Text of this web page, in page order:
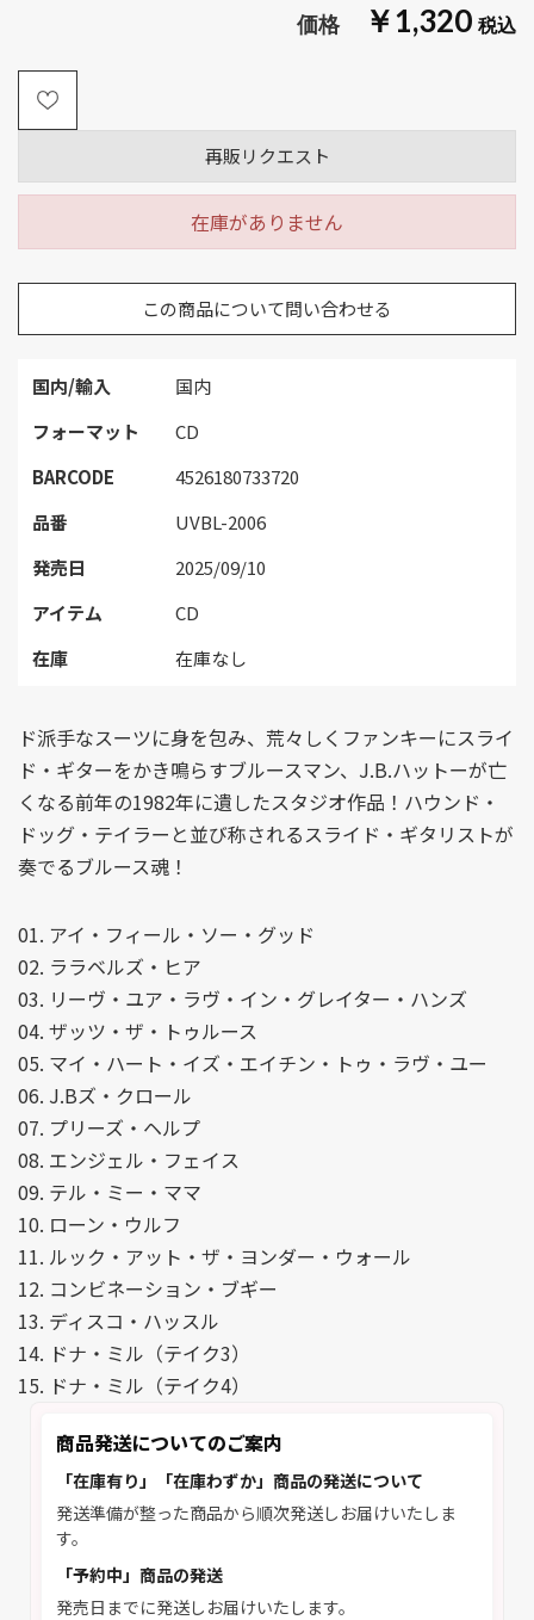
￥1,320
国内/輸入
国内
フォーマット
CD
BARCODE
4526180733720
品番
UVBL-2006
発売日
2025/09/10
アイテム
CD
在庫
在庫なし
再販リクエスト
在庫がありません
この商品について問い合わせる
ド派手なスーツに身を包み、荒々しくファンキーにスライ
ド・ギターをかき鳴らすブルースマン、J.B.ハットーが亡
くなる前年の1982年に遺したスタジオ作品！ハウンド・
ドッグ・テイラーと並び称されるスライド・ギタリストが
奏でるブルース魂！
01. アイ・フィール・ソー・グッド
02. ララベルズ・ヒア
03. リーヴ・ユア・ラヴ・イン・グレイター・ハンズ
04. ザッツ・ザ・トゥルース
05. マイ・ハート・イズ・エイチン・トゥ・ラヴ・ユー
06. J.Bズ・クロール
07. プリーズ・ヘルプ
08. エンジェル・フェイス
09. テル・ミー・ママ
10. ローン・ウルフ
11. ルック・アット・ザ・ヨンダー・ウォール
12. コンビネーション・ブギー
13. ディスコ・ハッスル
14. ドナ・ミル（テイク3）
15. ドナ・ミル（テイク4）
商品発送についてのご案内
「在庫有り」「在庫わずか」商品の発送について
発送準備が整った商品から順次発送しお届けいたしま
す。
「予約中」商品の発送
発売日までに発送しお届けいたします。